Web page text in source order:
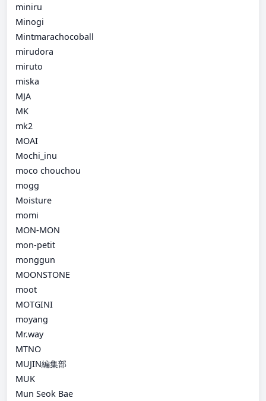
miniru
Minogi
Mintmarachocoball
mirudora
miruto
miska
MJA
MK
mk2
MOAI
Mochi_inu
moco chouchou
mogg
Moisture
momi
MON-MON
mon-petit
monggun
MOONSTONE
moot
MOTGINI
moyang
Mr.way
MTNO
MUJIN編集部
MUK
Mun Seok Bae